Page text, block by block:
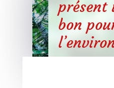
présent
bon